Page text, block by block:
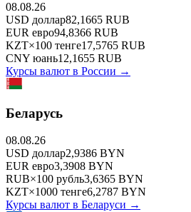
08.08.26
USD доллар82,1665 RUB
EUR евро94,8366 RUB
KZT×100 тенге17,5765 RUB
CNY юань12,1655 RUB
Курсы валют в России →
Беларусь
08.08.26
USD доллар2,9386 BYN
EUR евро3,3908 BYN
RUB×100 рубль3,6365 BYN
KZT×1000 тенге6,2787 BYN
Курсы валют в Беларуси →